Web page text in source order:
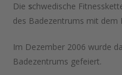
Die schwedische
des Badezentrums mit dem
Im Dezember 2006 wurde
Badezentrums gefeiert.